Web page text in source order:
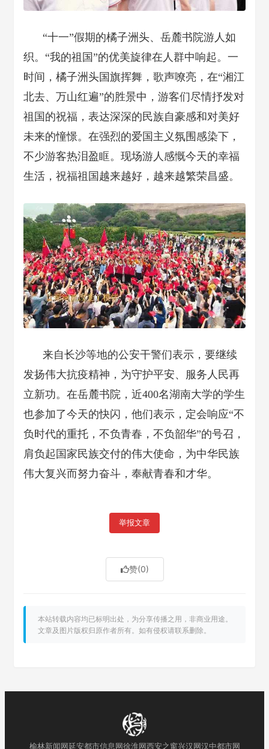
“十一”假期的橘子洲头、岳麓书院游人如
织。“我的祖国”的优美旋律在人群中响起。一
时间，橘子洲头国旗挥舞，歌声嘹亮，在“湘江
北去、万山红遍”的胜景中，游客们尽情抒发对
祖国的祝福，表达深深的民族自豪感和对美好
未来的憧憬。在强烈的爱国主义氛围感染下，
不少游客热泪盈眶。现场游人感慨今天的幸福
生活，祝福祖国越来越好，越来越繁荣昌盛。
来自长沙等地的公安干警们表示，要继续
发扬伟大抗疫精神，为守护平安、服务人民再
立新功。在岳麓书院，近400名湖南大学的学生
也参加了今天的快闪，他们表示，定会响应“不
负时代的重托，不负青春，不负韶华”的号召，
肩负起国家民族交付的伟大使命，为中华民族
伟大复兴而努力奋斗，奉献青春和才华。
举报文章
赞(0)
本站转载内容均已标明出处，为分享传播之用，非商业用途。
文章及图片版权归原作者所有。如有侵权请联系删除。
榆林新闻网延安都市信息网徐淮网西安之窗兴汉网汉中都市网